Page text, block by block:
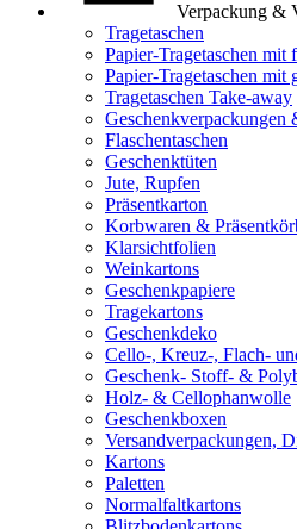
Verpackung &
Tragetaschen
Papier-Tragetaschen mit
Papier-Tragetaschen mit
Tragetaschen Take-away
Geschenkverpackungen
Flaschentaschen
Geschenktüten
Jute, Rupfen
Präsentkarton
Korbwaren &
Klarsichtfolien
Weinkartons
Geschenkpapiere
Tragekartons
Geschenkdeko
Cello-, Kreuz-, Flach-
Geschenk- Stoff- &
Holz- & Cellophanwolle
Geschenkboxen
Versandverpackungen,
Kartons
Paletten
Normalfaltkartons